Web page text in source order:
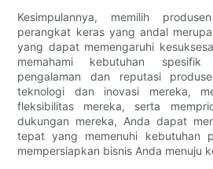
Kesimpulannya, memilih
perangkat keras yang andal
yang dapat memengaruhi
memahami kebutuhan spesifik
pengalaman dan reputasi
teknologi dan inovasi mereka,
fleksibilitas mereka, serta
dukungan mereka, Anda dapat
tepat yang memenuhi kebutuhan
mempersiapkan bisnis Anda menuju